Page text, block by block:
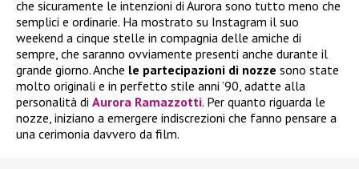
che sicuramente le intenzioni di Aurora sono tutto meno che
semplici e ordinarie. Ha mostrato su Instagram il suo
weekend a cinque stelle in compagnia delle amiche di
sempre, che saranno ovviamente presenti anche durante il
grande giorno. Anche le partecipazioni di nozze sono state
molto originali e in perfetto stile anni ’90, adatte alla
personalità di Aurora Ramazzotti. Per quanto riguarda le
nozze, iniziano a emergere indiscrezioni che fanno pensare a
una cerimonia davvero da film.